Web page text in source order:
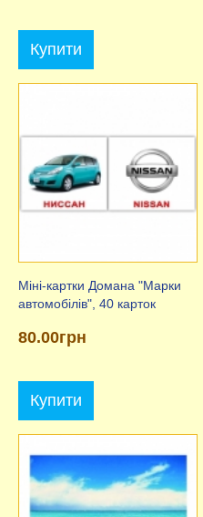
Купити
Міні-картки Домана "Марки
автомобілів", 40 карток
80.00грн
Купити